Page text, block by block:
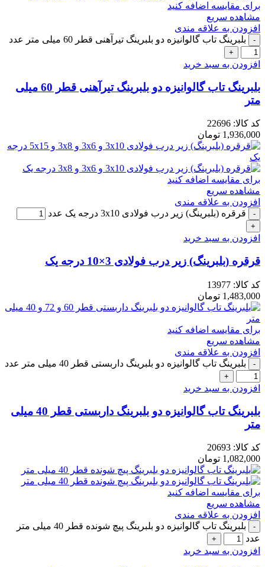
برای مقایسه اضافه کنید
مشاهده سریع
افزودن به علاقه مندی
بلبرینگ تاب گالوانیزه دو بلبرینگ تیرآهنی قطر 60 میلی متر عدد
افزودن به سبد خرید
بلبرینگ تاب گالوانیزه دو بلبرینگ تیرآهنی قطر 60 میلی
متر
کد کالا: 22696
1,936,000 تومان
برای مقایسه اضافه کنید
مشاهده سریع
افزودن به علاقه مندی
قرقره (بلبرینگ) زیر درب فولادی 3x10 درجه یک عدد
افزودن به سبد خرید
قرقره (بلبرینگ) زیر درب فولادی 3×10 درجه یک
کد کالا: 13977
1,483,000 تومان
برای مقایسه اضافه کنید
مشاهده سریع
افزودن به علاقه مندی
بلبرینگ تاب گالوانیزه دو بلبرینگ داربستی قطر 40 میلی متر عدد
افزودن به سبد خرید
بلبرینگ تاب گالوانیزه دو بلبرینگ داربستی قطر 40 میلی
متر
کد کالا: 20693
1,082,000 تومان
برای مقایسه اضافه کنید
مشاهده سریع
افزودن به علاقه مندی
بلبرینگ تاب گالوانیزه دو بلبرینگ پیچ شونده قطر 40 میلی متر
عدد
افزودن به سبد خرید